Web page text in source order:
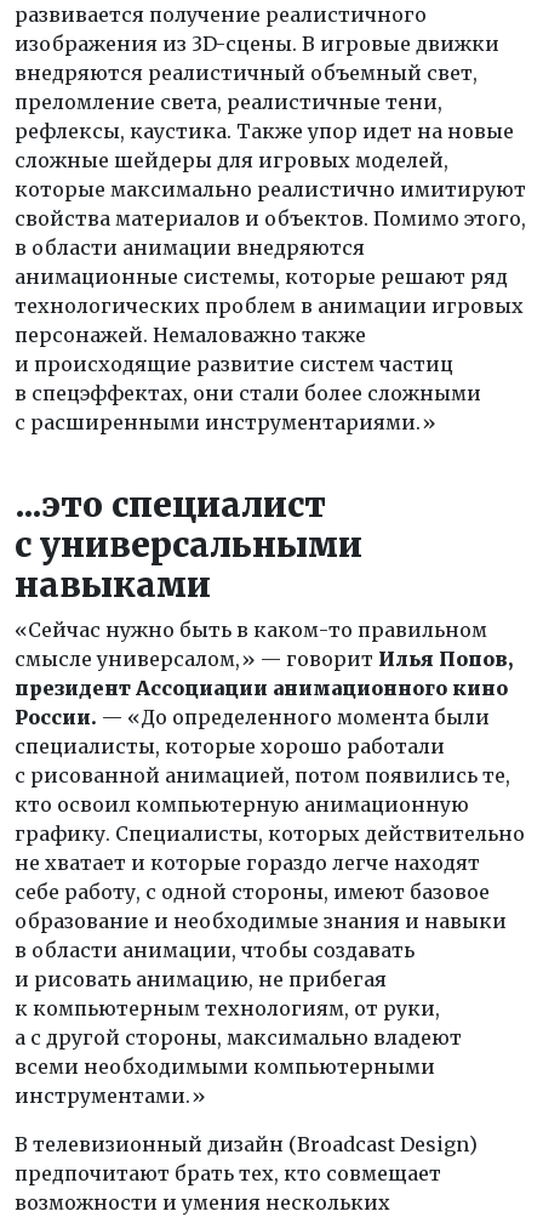
развивается получение реалистичного
изображения из 3D-сцены. В игровые движки
внедряются реалистичный объемный свет,
преломление света, реалистичные тени,
рефлексы, каустика. Также упор идет на новые
сложные шейдеры для игровых моделей,
которые максимально реалистично имитируют
свойства материалов и объектов. Помимо этого,
в области анимации внедряются
анимационные системы, которые решают ряд
технологических проблем в анимации игровых
персонажей. Немаловажно также
и происходящие развитие систем частиц
в спецэффектах, они стали более сложными
с расширенными инструментариями.»
...это специалист
с универсальными
навыками
«Сейчас нужно быть в каком-то правильном
смысле универсалом,» — говорит Илья Попов,
президент Ассоциации анимационного кино
России. — «До определенного момента были
специалисты, которые хорошо работали
с рисованной анимацией, потом появились те,
кто освоил компьютерную анимационную
графику. Специалисты, которых действительно
не хватает и которые гораздо легче находят
себе работу, с одной стороны, имеют базовое
образование и необходимые знания и навыки
в области анимации, чтобы создавать
и рисовать анимацию, не прибегая
к компьютерным технологиям, от руки,
а с другой стороны, максимально владеют
всеми необходимыми компьютерными
инструментами.»
В телевизионный дизайн (Broadcast Design)
предпочитают брать тех, кто совмещает
возможности и умения нескольких